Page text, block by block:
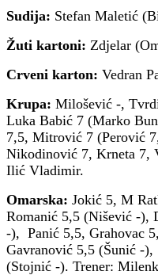
Sudija: Stefan Maletić
Žuti kartoni: Zdjelar
Crveni karton: Vedran
Krupa: Milošević -,
Luka Babić 7 (Marko
7,5, Mitrović 7 (Perović
Nikodinović 7, Krneta 7,
Ilić Vladimir.
Omarska: Jokić 5, M
Romanić 5,5 (Nišević -),
-), Panić 5,5, Grahovac
Gavranović 5,5 (Šunić -
(Stojnić -). Trener: